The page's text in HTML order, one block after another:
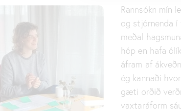
Rannsókn mín
og stjórnenda
meðal
hóp en hafa
áfram af
ég kannaði
gæti orðið
vaxtaráform